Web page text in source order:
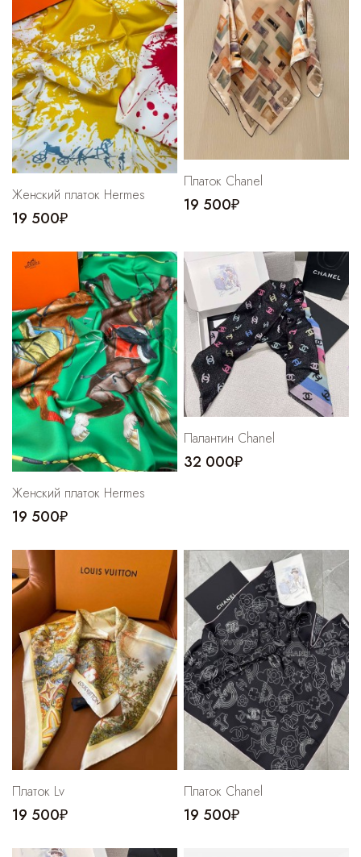
Женский платок Hermes
19 500₽
Платок Chanel
19 500₽
Женский платок Hermes
19 500₽
Палантин Chanel
32 000₽
Платок Lv
19 500₽
Платок Chanel
19 500₽
Cпортивные брюки
Комбинезоны